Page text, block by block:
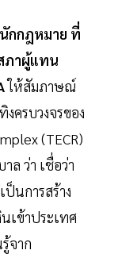
กกฎหมาย ที่
ภาผู้แทน
ให้สัมภาษณ์
ครบวงจรของ
(TECR)
ล ว่า เชื่อว่า
ป็นการสร้าง
เข้าประเทศ
จาก